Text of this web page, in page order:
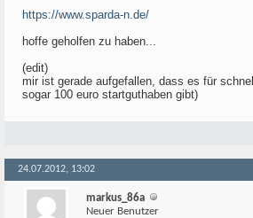
https://www.sparda-n.de/
hoffe geholfen zu haben...
(edit)
mir ist gerade aufgefallen, dass es für
sogar 100 euro startguthaben gibt)
24.07.2012, 13:02
markus_86a
Neuer Benutzer